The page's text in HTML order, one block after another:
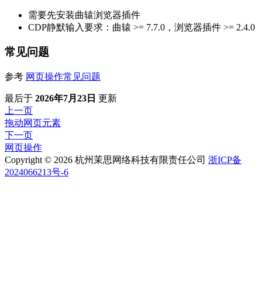
需要先安装曲辕浏览器插件
CDP静默输入要求：曲辕 >= 7.7.0，浏览器插件 >= 2.4.0
常见问题
参考 网页操作常见问题
最后于 2026年7月23日 更新
上一页
拖动网页元素
下一页
网页操作
Copyright © 2026 杭州茉思网络科技有限责任公司 浙ICP备
2024066213号-6